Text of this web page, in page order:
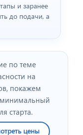
и заранее
до подачи, а
по теме
на
покажем
старта.
цены